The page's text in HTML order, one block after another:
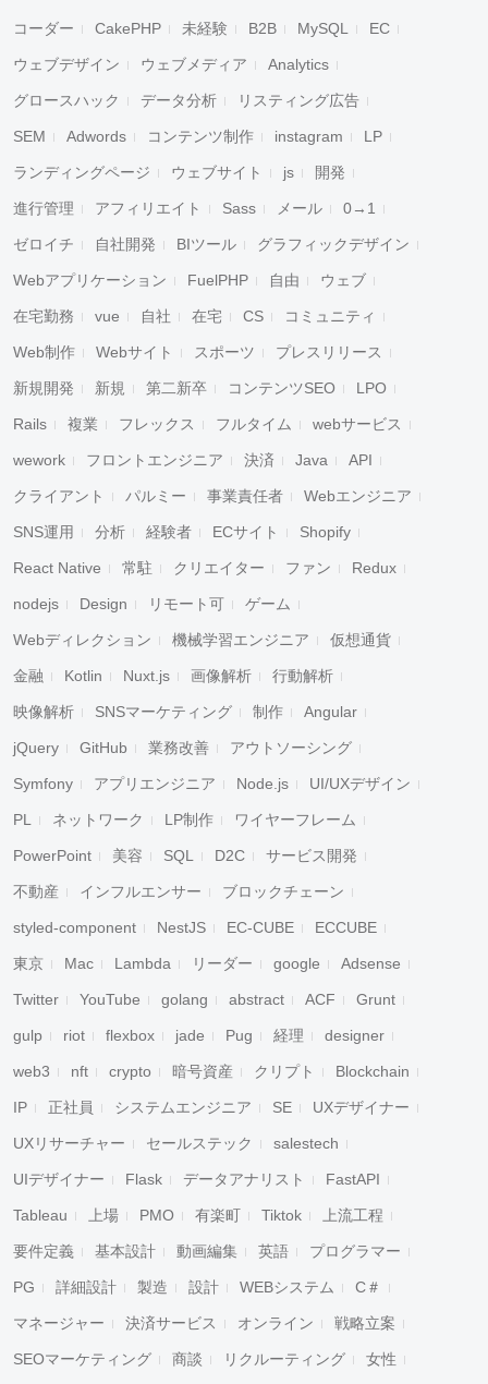
コーダー CakePHP 未経験 B2B MySQL EC
ウェブデザイン ウェブメディア Analytics
グロースハック データ分析 リスティング広告
SEM Adwords コンテンツ制作 instagram LP
ランディングページ ウェブサイト js 開発
進行管理 アフィリエイト Sass メール 0→1
ゼロイチ 自社開発 BIツール グラフィックデザイン
Webアプリケーション FuelPHP 自由 ウェブ
在宅勤務 vue 自社 在宅 CS コミュニティ
Web制作 Webサイト スポーツ プレスリリース
新規開発 新規 第二新卒 コンテンツSEO LPO
Rails 複業 フレックス フルタイム webサービス
wework フロントエンジニア 決済 Java API
クライアント パルミー 事業責任者 Webエンジニア
SNS運用 分析 経験者 ECサイト Shopify
React Native 常駐 クリエイター ファン Redux
nodejs Design リモート可 ゲーム
Webディレクション 機械学習エンジニア 仮想通貨
金融 Kotlin Nuxt.js 画像解析 行動解析
映像解析 SNSマーケティング 制作 Angular
jQuery GitHub 業務改善 アウトソーシング
Symfony アプリエンジニア Node.js UI/UXデザイン
PL ネットワーク LP制作 ワイヤーフレーム
PowerPoint 美容 SQL D2C サービス開発
不動産 インフルエンサー ブロックチェーン
styled-component NestJS EC-CUBE ECCUBE
東京 Mac Lambda リーダー google Adsense
Twitter YouTube golang abstract ACF Grunt
gulp riot flexbox jade Pug 経理 designer
web3 nft crypto 暗号資産 クリプト Blockchain
IP 正社員 システムエンジニア SE UXデザイナー
UXリサーチャー セールステック salestech
UIデザイナー Flask データアナリスト FastAPI
Tableau 上場 PMO 有楽町 Tiktok 上流工程
要件定義 基本設計 動画編集 英語 プログラマー
PG 詳細設計 製造 設計 WEBシステム C＃
マネージャー 決済サービス オンライン 戦略立案
SEOマーケティング 商談 リクルーティング 女性